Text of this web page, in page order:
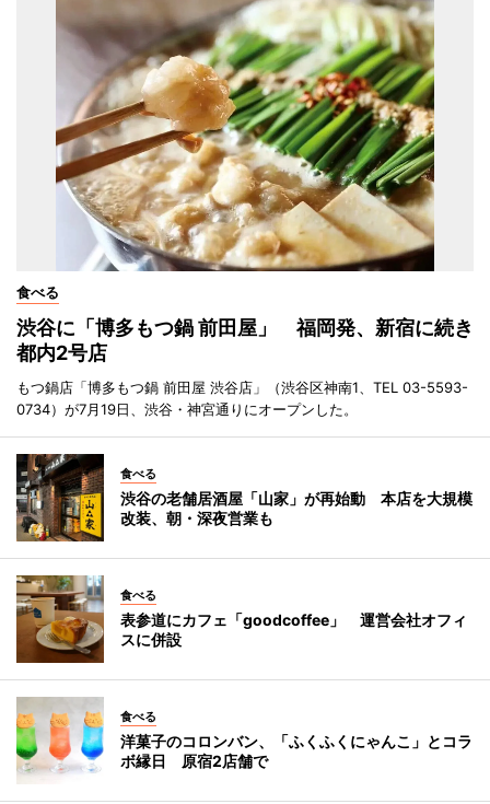
食べる
渋谷に「博多もつ鍋 前田屋」 福岡発、新宿に続き
都内2号店
もつ鍋店「博多もつ鍋 前田屋 渋谷店」（渋谷区神南1、TEL 03-5593-
0734）が7月19日、渋谷・神宮通りにオープンした。
食べる
渋谷の老舗居酒屋「山家」が再始動 本店を大規模
改装、朝・深夜営業も
食べる
表参道にカフェ「goodcoffee」 運営会社オフィ
スに併設
食べる
洋菓子のコロンバン、「ふくふくにゃんこ」とコラ
ボ縁日 原宿2店舗で